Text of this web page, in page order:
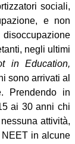
sociali,
e non
negli ultimi
in Education,
sono arrivati al
Prendendo in
ai 30 anni chi
attività,
in alcune